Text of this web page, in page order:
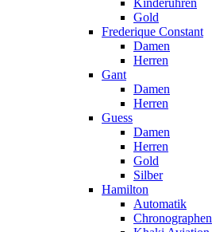
Kinderuhren
Gold
Frederique Constant
Damen
Herren
Gant
Damen
Herren
Guess
Damen
Herren
Gold
Silber
Hamilton
Automatik
Chronographen